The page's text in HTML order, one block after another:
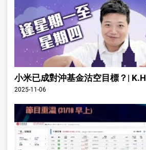
小米已成對沖基金沽空目標？|
2025-11-06